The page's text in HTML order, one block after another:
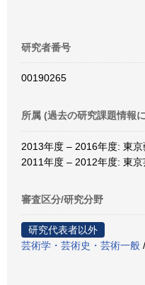
研究者番号
00190265
所属 (過去の研究課題情報
2013年度 – 2016年度: 東
2011年度 – 2012年度: 東
審査区分/研究分野
研究代表者以外
芸術学・芸術史・芸術一般 /